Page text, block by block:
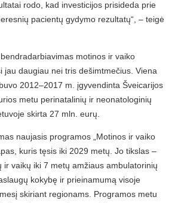
rodo, kad investicijos prisideda prie
pacientų gydymo rezultatų“, – teigė
motinos ir vaiko
jau daugiau nei tris dešimtmečius. Viena
2012–2017 m. įgyvendinta Šveicarijos
metu perinatalinių ir neonatologinių
skirta 27 mln. eurų.
naujasis programos „Motinos ir vaiko
kuris tęsis iki 2029 metų. Jo tikslas –
ir vaikų iki 7 metų amžiaus ambulatorinių
kokybę ir prieinamumą visoje
skiriant regionams. Programos metu